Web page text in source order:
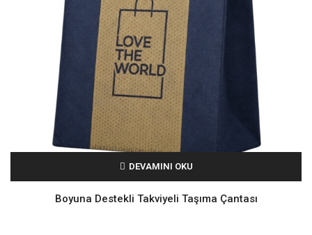
DEVAMINI OKU
Boyuna Destekli Takviyeli Taşıma Çantası